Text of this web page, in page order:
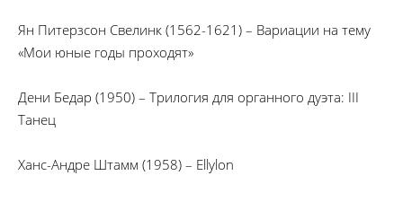
Ян Питерзсон Свелинк (1562-1621) – Вариации на тему
«Мои юные годы проходят»
Дени Бедар (1950) – Трилогия для органного дуэта: III
Танец
Ханс-Андре Штамм (1958) – Ellylon